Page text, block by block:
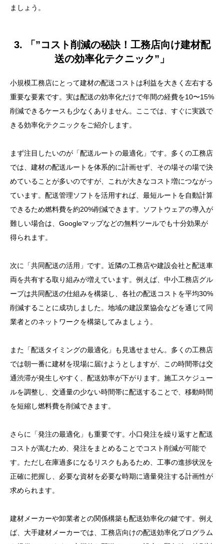
ましょう。
3. 「”コスト削減の秘訣！工務店向け建材配
送の効率化テクニック”」
小規模工務店にとって建材の配送コストは利益を大きく左右する
重要な要素です。実は配送の効率化だけで年間の経費を10〜15%
削減できるケースも少なくありません。ここでは、すぐに実践で
きる効率化テクニックをご紹介します。
まず注目したいのが「配送ルートの最適化」です。多くの工務店
では、建材の配送ルートを体系的に計画せず、その場その場で決
めていることが多いのですが、これが大きなコスト増につながっ
ています。配送管理ソフトを活用すれば、最短ルートを自動計算
できるため燃料費を約20%削減できます。ソフトウェアの導入が
難しい場合は、Googleマップなどの無料ツールでも十分効果が
得られます。
次に「共同配送の活用」です。近隣の工務店や建設会社と配送車
両を共有する取り組みが増えています。例えば、中小工務店グル
ープは共同配送の仕組みを構築し、各社の配送コストを平均30%
削減することに成功しました。地域の建設業協会などを通じて同
業者とのネットワークを構築してみましょう。
また「配送タイミングの最適化」も見逃せません。多くの工務店
では朝一番に建材を現場に届けようとしますが、この時間帯は交
通渋滞が発生しやすく、配送効率が下がります。施工スケジュー
ルを調整し、交通量の少ない時間帯に配送することで、移動時間
を短縮し燃料費を削減できます。
さらに「発注の最適化」も重要です。小口発注を繰り返すと配送
コストが嵩むため、発注をまとめることでコスト削減が可能で
す。ただし在庫過多になるリスクもあるため、工事の進捗状況を
正確に把握し、必要な資材を必要な時期に適量発注する計画性が
求められます。
建材メーカーや卸業者との関係構築も配送効率化の鍵です。例え
ば、大手建材メーカーでは、工務店向けの配送効率化プログラム
1. 「”建築現場の救世主！工務店さん必見の建材配送
術”」
2. 「”在庫切れにサヨナラ！小規模工務店のための配
送スケジュール管理法”」
3. 「”コスト削減の秘訣！工務店向け建材配送の効率
化テクニック”」
4. 「”納期遅れゼロへの道！小規模工務店の配送シス
5. 「”現場の困ったを解決！工務店経営者が知るべき
建材物流の新常識”」